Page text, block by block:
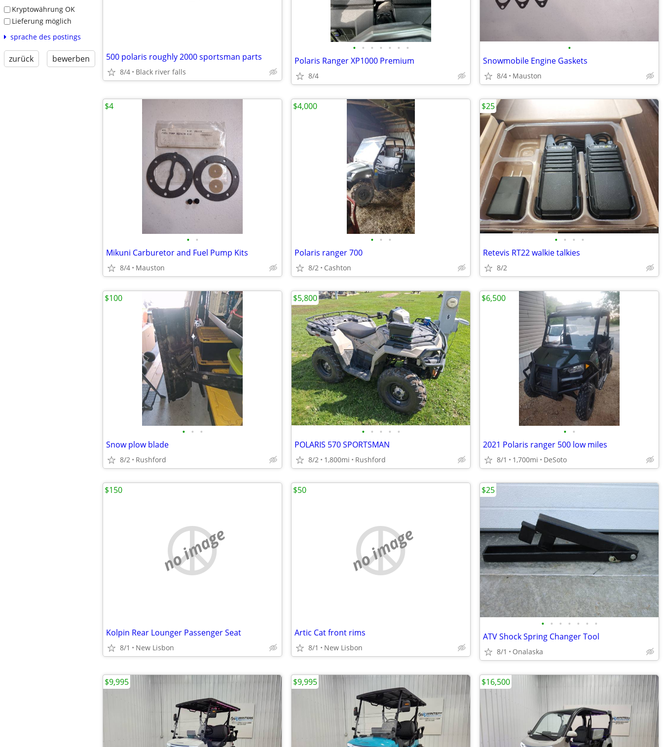
Kryptowährung OK
Lieferung möglich
sprache des postings
zurück bewerben 500 polaris roughly 2000 sportsman parts
8/4 Black river falls
• • • • • • •
Polaris Ranger XP1000 Premium
8/4
•
Snowmobile Engine Gaskets
8/4 Mauston
• •
Mikuni Carburetor and Fuel Pump Kits
8/4 Mauston
$4
• • •
Polaris ranger 700
8/2 Cashton
$4,000
• • • •
Retevis RT22 walkie talkies
8/2
$25
• • •
Snow plow blade
8/2 Rushford
$100
• • • • •
POLARIS 570 SPORTSMAN
8/2 1,800mi Rushford
$5,800
• •
2021 Polaris ranger 500 low miles
8/1 1,700mi DeSoto
$6,500
no image
Kolpin Rear Lounger Passenger Seat
8/1 New Lisbon
$150
no image
Artic Cat front rims
8/1 New Lisbon
$50
• • • • • • •
ATV Shock Spring Changer Tool
8/1 Onalaska
$25
$9,995 $9,995 $16,500